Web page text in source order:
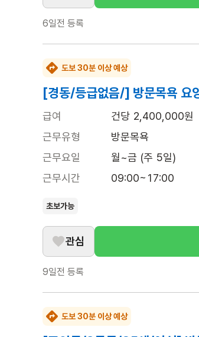
6일전 등록
도보 30분 이상 예상
[경동/등급없음/] 방문목욕 요
급여
건당 2,400,000원
근무유형
방문목욕
근무요일
월~금 (주 5일)
근무시간
09:00~17:00
초보가능
관심
9일전 등록
도보 30분 이상 예상